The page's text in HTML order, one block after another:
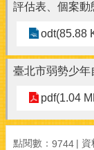
評估表、個案動
odt(85.88
臺北市弱勢少年
pdf(1.04
點閱數： 9744
資